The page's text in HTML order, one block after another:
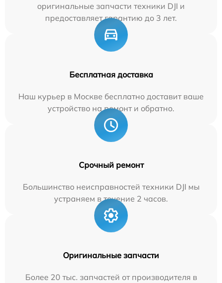
оригинальные запчасти техники DJI и
предоставляет гарантию до 3 лет.
Бесплатная доставка
Наш курьер в Москве бесплатно доставит ваше
устройство на ремонт и обратно.
Срочный ремонт
Большинство неисправностей техники DJI мы
устраняем в течение 2 часов.
Оригинальные запчасти
Более 20 тыс. запчастей от производителя в